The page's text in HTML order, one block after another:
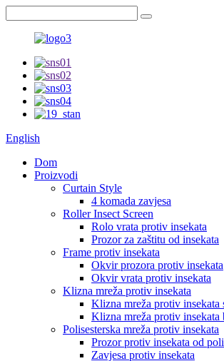
English
Dom
Proizvodi
Curtain Style
4 komada zavjesa
Roller Insect Screen
Rolo vrata protiv insekata
Prozor za zaštitu od insekata
Frame protiv insekata
Okvir prozora protiv insekata
Okvir vrata protiv insekata
Klizna mreža protiv insekata
Klizna mreža protiv insekata
Klizna mreža protiv insekata
Polisesterska mreža protiv insekata
Prozor protiv insekata od
Zavjesa protiv insekata